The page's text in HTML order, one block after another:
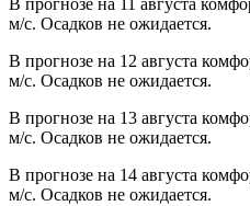
В прогнозе на 11 августа
м/с. Осадков не ожидается.
В прогнозе на 12 августа
м/с. Осадков не ожидается.
В прогнозе на 13 августа
м/с. Осадков не ожидается.
В прогнозе на 14 августа
м/с. Осадков не ожидается.